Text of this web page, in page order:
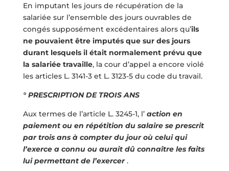
En imputant les jours de récupération de la
salariée sur l’ensemble des jours ouvrables de
congés supposément excédentaires alors qu’ils
ne pouvaient être imputés que sur des jours
durant lesquels il était normalement prévu que
la salariée travaille, la cour d’appel a encore violé
les articles L. 3141-3 et L. 3123-5 du code du travail.
° PRESCRIPTION DE TROIS ANS
Aux termes de l’article L. 3245-1, l’ action en
paiement ou en répétition du salaire se prescrit
par trois ans à compter du jour où celui qui
l’exerce a connu ou aurait dû connaître les faits
lui permettant de l’exercer .